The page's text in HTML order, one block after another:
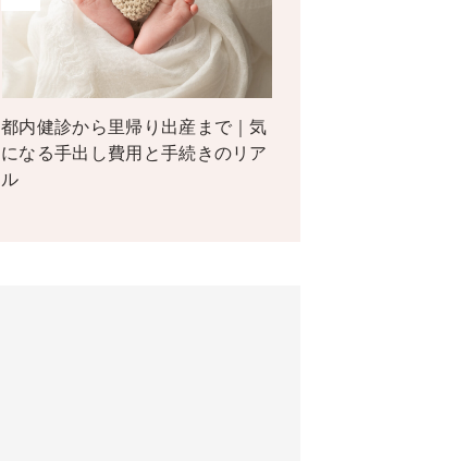
都内健診から里帰り出産まで｜気
になる手出し費用と手続きのリア
ル